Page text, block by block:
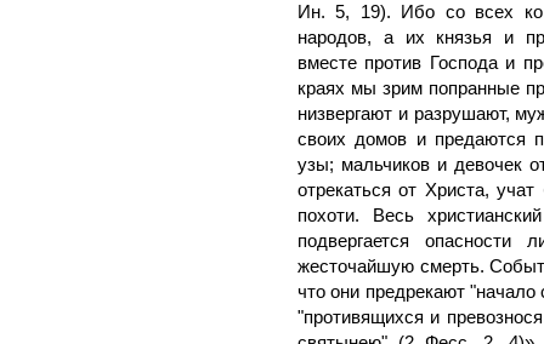
Ин. 5, 19). Ибо со всех
народов, а их князья и
вместе против Господа и
краях мы зрим попранные
низвергают и разрушают,
своих домов и предаются
узы; мальчиков и девочек
отрекаться от Христа,
похоти. Весь
подвергается опасности
жесточайшую смерть.
что они предрекают "начало
"противящихся и